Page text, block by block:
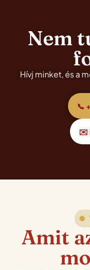
Nem
Hívj minket, és a
📞
✉️
Amit